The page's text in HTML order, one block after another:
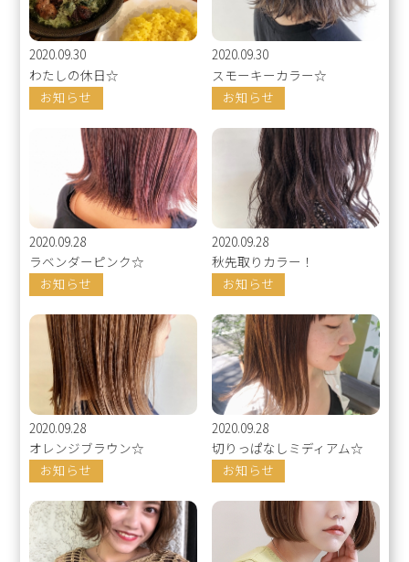
2020.09.30
わたしの休日☆
お知らせ
2020.09.30
スモーキーカラー☆
お知らせ
2020.09.28
ラベンダーピンク☆
お知らせ
2020.09.28
秋先取りカラー！
お知らせ
2020.09.28
オレンジブラウン☆
お知らせ
2020.09.28
切りっぱなしミディアム☆
お知らせ